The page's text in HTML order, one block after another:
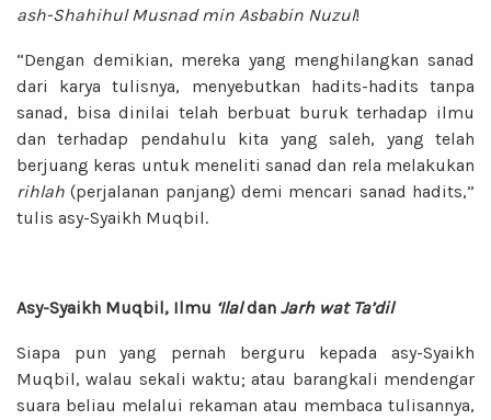
ash-Shahihul Musnad min Asbabin Nuzul!
“Dengan demikian, mereka yang menghilangkan sanad
dari karya tulisnya, menyebutkan hadits-hadits tanpa
sanad, bisa dinilai telah berbuat buruk terhadap ilmu
dan terhadap pendahulu kita yang saleh, yang telah
berjuang keras untuk meneliti sanad dan rela melakukan
rihlah (perjalanan panjang) demi mencari sanad hadits,”
tulis asy-Syaikh Muqbil.
Asy-Syaikh Muqbil, Ilmu ‘Ilaldan Jarh wat Ta’dil
Siapa pun yang pernah berguru kepada asy-Syaikh
Muqbil, walau sekali waktu; atau barangkali mendengar
suara beliau melalui rekaman atau membaca tulisannya,